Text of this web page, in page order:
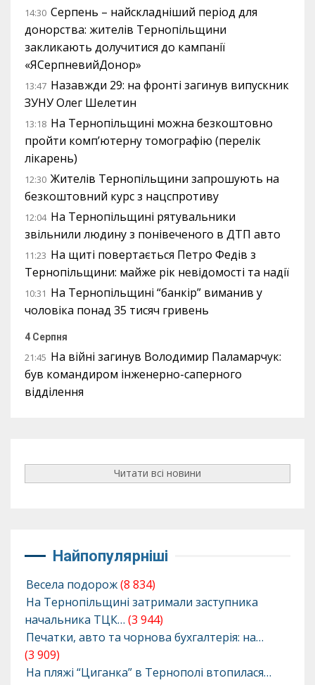
14:30 Серпень – найскладніший період для
донорства: жителів Тернопільщини
закликають долучитися до кампанії
«ЯСерпневийДонор»
13:47 Назавжди 29: на фронті загинув випускник
ЗУНУ Олег Шелетин
13:18 На Тернопільщині можна безкоштовно
пройти комп’ютерну томографію (перелік
лікарень)
12:30 Жителів Тернопільщини запрошують на
безкоштовний курс з нацспротиву
12:04 На Тернопільщині рятувальники
звільнили людину з понівеченого в ДТП авто
11:23 На щиті повертається Петро Федів з
Тернопільщини: майже рік невідомості та надії
10:31 На Тернопільщині “банкір” виманив у
чоловіка понад 35 тисяч гривень
4 Серпня
21:45 На війні загинув Володимир Паламарчук:
був командиром інженерно-саперного
відділення
Читати всі новини
Найпопулярніші
Весела подорож(8 834)
На Тернопільщині затримали заступника
начальника ТЦК… (3 944)
Печатки, авто та чорнова бухгалтерія: на…
(3 909)
На пляжі “Циганка” в Тернополі втопилася…